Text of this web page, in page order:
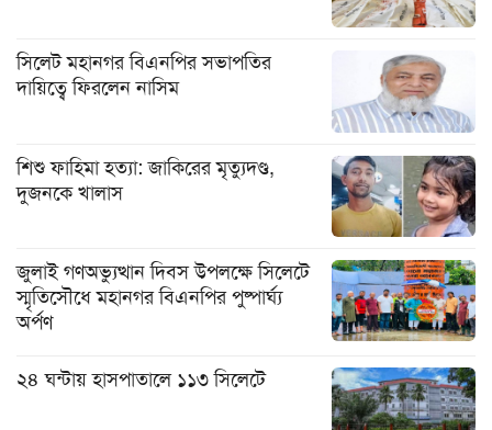
সিলেট মহানগর বিএনপির সভাপতির
দায়িত্বে ফিরলেন নাসিম
শিশু ফাহিমা হত্যা: জাকিরের মৃত্যুদণ্ড,
দুজনকে খালাস
জুলাই গণঅভ্যুত্থান দিবস উপলক্ষে সিলেটে
স্মৃতিসৌধে মহানগর বিএনপির পুষ্পার্ঘ্য
অর্পণ
২৪ ঘন্টায় হাসপাতালে ১১৩ সিলেটে